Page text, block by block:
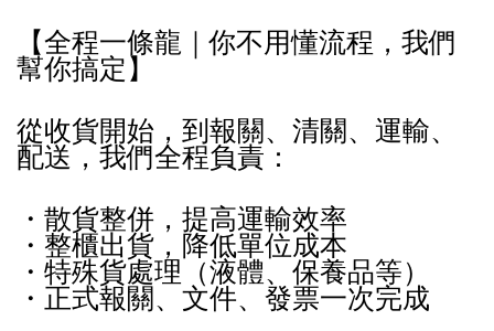
【全程一條龍｜你不用懂流程，我們
幫你搞定】
從收貨開始，到報關、清關、運輸、
配送，我們全程負責：
・散貨整併，提高運輸效率
・整櫃出貨，降低單位成本
・特殊貨處理（液體、保養品等）
・正式報關、文件、發票一次完成